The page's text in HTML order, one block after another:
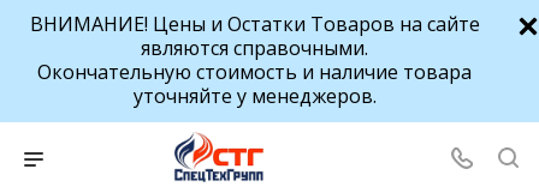
ВНИМАНИЕ! Цены и Остатки Товаров на сайте
являются справочными.
Окончательную стоимость и наличие товара
уточняйте у менеджеров.